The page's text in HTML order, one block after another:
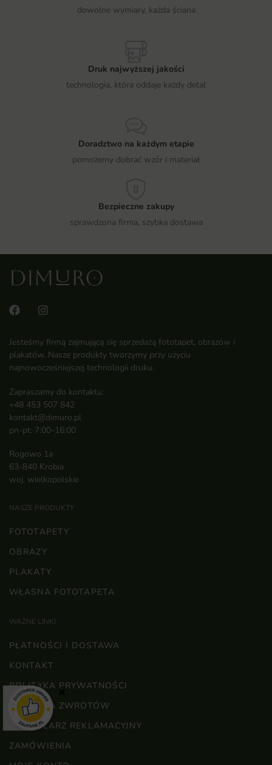
dowolne wymiary, każda ściana
Druk najwyższej jakości
technologia, która oddaje każdy detal
Doradztwo na każdym etapie
pomożemy dobrać wzór i materiał
Bezpieczne zakupy
sprawdzona firma, szybka dostawa
Jesteśmy firmą zajmującą się sprzedażą fototapet, obrazów i
plakatów. Nasze produkty tworzymy przy użyciu
najnowocześniejszej technologii druku.
Zapraszamy do kontaktu:
+48 453 507 842
kontakt@dimuro.pl
pn-pt: 7:00-16:00
Rogowo 1a
63-840 Krobia
woj. wielkopolskie
NASZE PRODUKTY
FOTOTAPETY
OBRAZY
PLAKATY
WŁASNA FOTOTAPETA
WAŻNE LINKI
PŁATNOŚCI I DOSTAWA
KONTAKT
POLITYKA PRYWATNOŚCI
POLITYKA ZWROTÓW
FORMULARZ REKLAMACYJNY
ZAMÓWIENIA
×